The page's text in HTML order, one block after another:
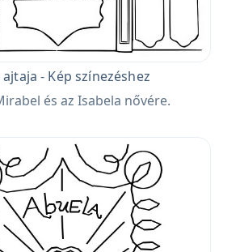
ajtaja - Kép színezéshez
és az Isabela nővére.